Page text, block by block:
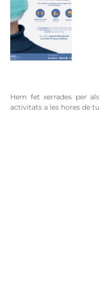
Hem fet xerrades per
activitats a les hores de